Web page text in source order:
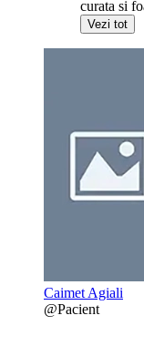
curata si
Vezi tot
Caimet Agiali
@Pacient